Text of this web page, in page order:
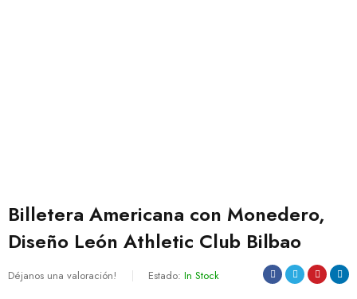
Billetera Americana con Monedero,
Diseño León Athletic Club Bilbao
Déjanos una valoración! Estado: In Stock